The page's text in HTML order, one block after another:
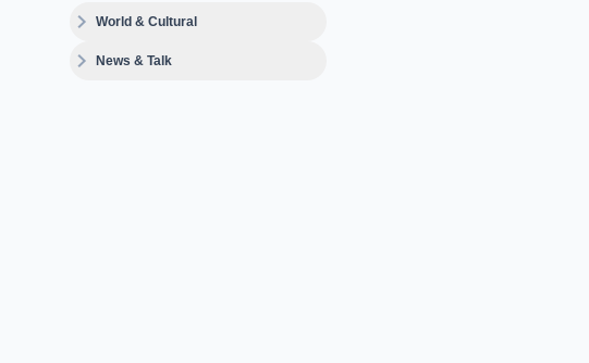
expand_moreWorld & Cultural
expand_moreNews & Talk